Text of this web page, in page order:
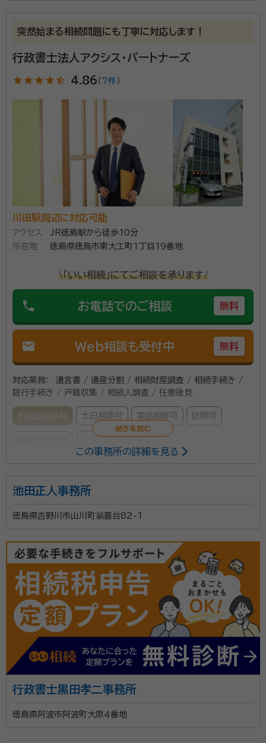
鎌田 真一（かまだ しんいち）
土地家屋調査士・行政書士・宅建士
に挑戦開始(２７歳)。 ３４歳のときに、自分をリセットするために京都に引
越(３年間の期間限定)。 京都での生活１年目に、土地家屋調査士試験に合
格。 ３７歳のときに、地元徳島で土地家屋調査士事務所を開業。 紆余曲折
を経て、４０歳のときに念願の行政書士試験に合格、行政書士事務所を開
た。 徳島県を阿波踊り以外でも、もっと多くの人に認知して欲しいと思っ
ております。 徳島在住でも、やりたいことは沢山あります。 地元徳島から
日本をよくしたい、自分の思いを形にしたい起業家の身近な応援団とし
て、一緒に考え、行動を共にしましょう。
はじめまして。行政書士・土地家屋調査士の業務を行っ
ています、鎌田と申します。事務所は、徳島県吉野川市
にありますが、依頼があれば、県外案件も対応可能で
士・社会保険労務士・土地家屋調査士を兼務する事務所
で勤務しておりました。 その際に、不動産に関する手続
き全般、税金のについて基本的な事項について、事例を
通してさまざま様々な経験と知識を学ばせていただき
ました。 その経験が、現在に、生かされていると個人的
には考えております。 相続は、依頼内容ごとにさまざま
様々なケースがありますが、相談者と一緒に考え、他の
ます。 相続登記手続きの手順については、簡単にご説
税理士をご紹介させていただきます。 土地建物の手続
きについても、土地家屋調査士として当職が対応可能で
す。 何か困りごとがありましたら、ご連絡いただければ
土地家屋調査士・行政書士・宅建士
徳島県行政書士会
突然始まる相続問題にも丁寧に対応します！
行政書士法人アクシス・パートナーズ
star star star star star_half 4.86 （ 7件）
川田駅周辺に対応可能
アクセス
JR徳島駅から徒歩10分
所在地
徳島県徳島市東大工町1丁目19番地
\「いい相続」にてご相談を承ります/
phone お電話でのご相談 無料
mail Web相談も受付中 無料
対応業務：
遺言書 / 遺産分割 / 相続財産調査 / 相続手続き /
銀行手続き / 戸籍収集 / 相続人調査 / 任意後見
初回面談無料 土日相談可 電話相談可 訪問可
小笠原 哲二（おがさわら てつじ）
account_circle 満足度 5.0
ご利用時期：2024/8
面談の感想
亡くなった父のことを親身になり聞いてくださった。またわかりやすく相
続の手順を教えてくださり、あとで揉めないための案、考え方などを一緒
に考えてくださり、とても為になった。
契約後の感想
大手の事務所なので、安心してお付き合いできる。対応してくださった方
も丁寧に話を聞いて一緒に考えてくれる方だったのでとても良かった。
行政書士法人アクシスパートナーズは相続や遺言専門の
プロフェッショナル集団です。相続や遺言に悩む方々に
寄り添いながら対応しています。 代表の小笠原哲二は、
この事務所の詳細を見る
池田正人事務所
徳島県吉野川市山川町翁喜台82-1
行政書士黒田孝二事務所
徳島県阿波市阿波町大原４番地